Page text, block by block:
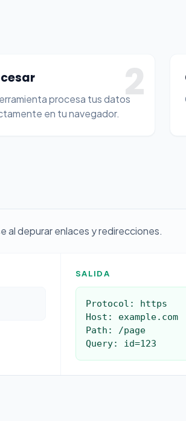
2
procesa tus datos
en tu navegador.
al depurar enlaces y redirecciones.
SALIDA
Protocol: https
Host: example.com
Path: /page
Query: id=123